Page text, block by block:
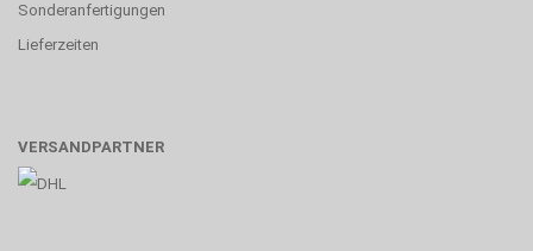
Sonderanfertigungen
Lieferzeiten
VERSANDPARTNER